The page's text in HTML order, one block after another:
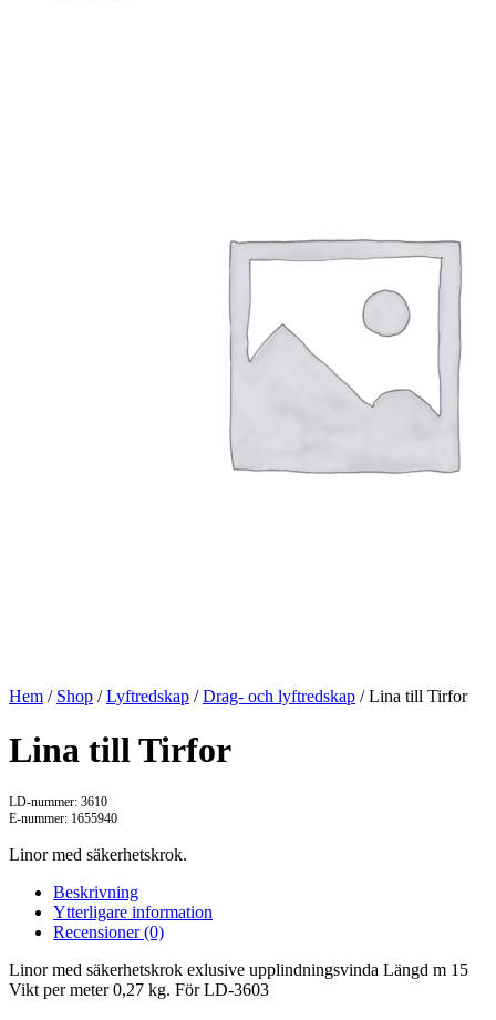
Hem / Shop /Lyftredskap /Drag- och lyftredskap / Lina till Tirfor
Lina till Tirfor
LD-nummer: 3610
E-nummer: 1655940
Linor med säkerhetskrok.
Beskrivning
Ytterligare information
Recensioner (0)
Linor med säkerhetskrok exlusive upplindningsvinda Längd m 15
Vikt per meter 0,27 kg. För LD-3603